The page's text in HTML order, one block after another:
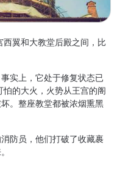
西翼和大教堂后殿之间，比
实上，它处于修复状态已
的大火，火势从王宫的阁
。整座教堂都被浓烟熏黑
防员，他们打破了收藏裹